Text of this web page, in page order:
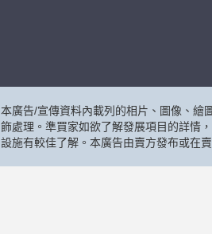
本廣告/宣傳資料內載列的相片、圖像、繪
飾處理。準買家如欲了解發展項目的詳情
設施有較佳了解。本廣告由賣方發布或在